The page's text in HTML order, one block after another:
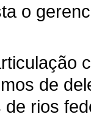
o
de
rios